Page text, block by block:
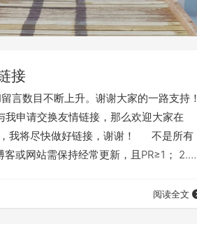
接
言数目不断上升。谢谢大家的一路支持！
申请交换友情链接，那么欢迎大家在
我将尽快做好链接，谢谢！ 不是所有
或网站需保持经常更新，且PR≥1； 2.谢
4.申请时请附上贵站的名字、网址、
除失效网站的链接； 6.日后…
阅读全文